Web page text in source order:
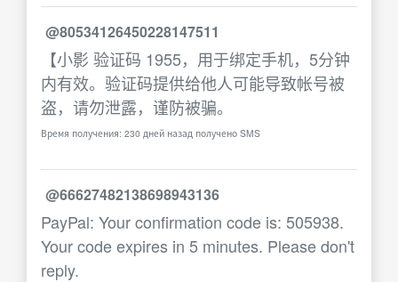
@80534126450228147511
【小影 验证码 1955，用于绑定手机，5分钟
内有效。验证码提供给他人可能导致帐号被
盗，请勿泄露，谨防被骗。
Время получения: 230 дней назад получено SMS
@66627482138698943136
PayPal: Your confirmation code is: 505938.
Your code expires in 5 minutes. Please don't
reply.